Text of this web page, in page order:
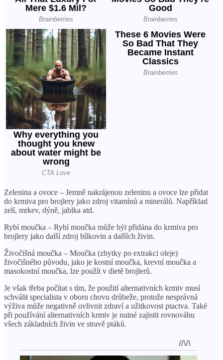
Zelenina a ovoce – Jemně nakrájenou zeleninu a ovoce lze přidat
do krmiva pro brojlery jako zdroj vitamínů a minerálů. Například
zelí, mrkev, dýně, jablka atd.
Rybí moučka – Rybí moučka může být přidána do krmiva pro
brojlery jako další zdroj bílkovin a dalších živin.
Živočišná moučka – Moučka (zbytky po extrakci oleje)
živočišného původu, jako je kostní moučka, krevní moučka a
masokostní moučka, lze použít v dietě brojlerů.
Je však třeba počítat s tím, že použití alternativních krmiv musí
schválit specialista v oboru chovu drůbeže, protože nesprávná
výživa může negativně ovlivnit zdraví a užitkovost ptactva. Také
při používání alternativních krmiv je nutné zajistit rovnováhu
všech základních živin ve stravě ptáků.